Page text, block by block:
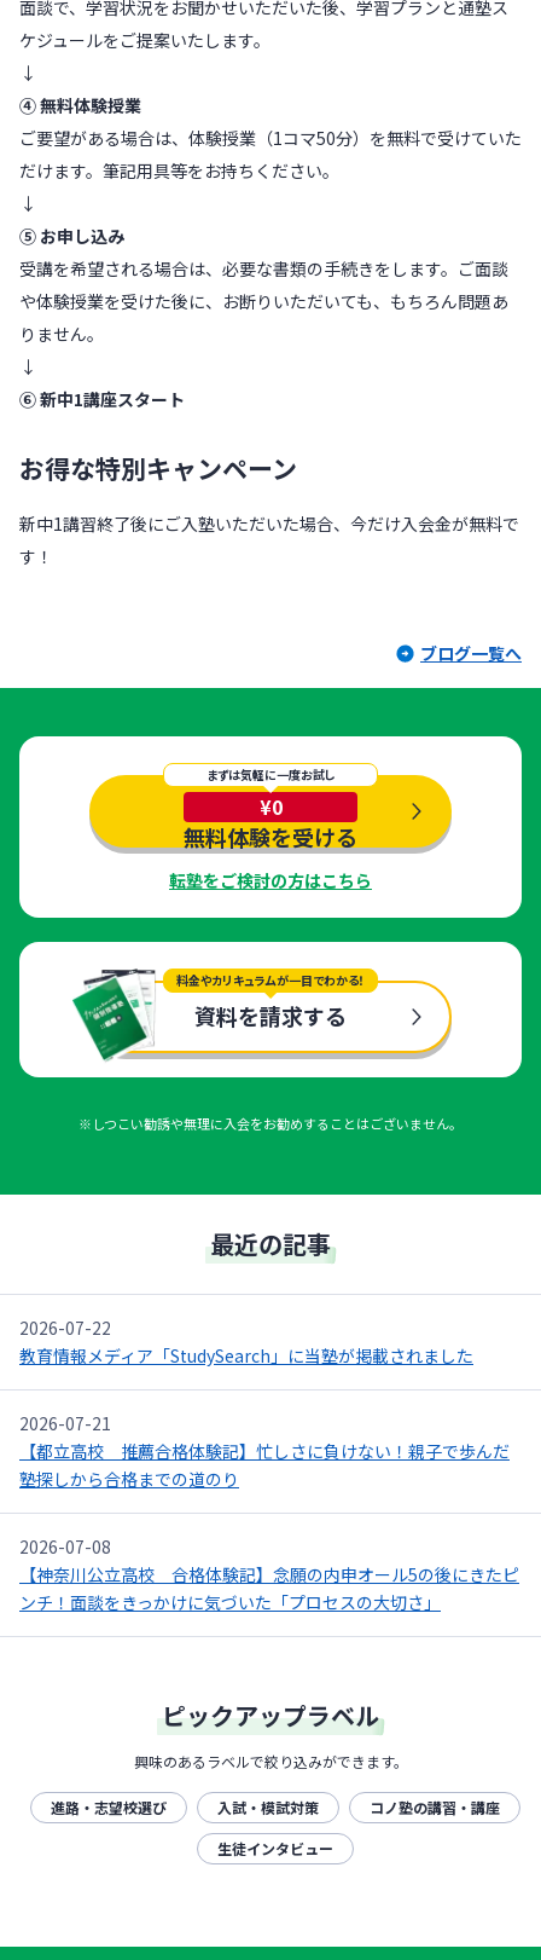
面談で、学習状況をお聞かせいただいた後、学習プランと通塾ス
ケジュールをご提案いたします。
↓
④ 無料体験授業
ご要望がある場合は、体験授業（1コマ50分）を無料で受けていた
だけます。筆記用具等をお持ちください。
↓
⑤ お申し込み
受講を希望される場合は、必要な書類の手続きをします。ご面談
や体験授業を受けた後に、お断りいただいても、もちろん問題あ
りません。
↓
⑥ 新中1講座スタート
お得な特別キャンペーン
新中1講習終了後にご入塾いただいた場合、今だけ入会金が無料で
す！
ブログ一覧へ
まずは気軽に一度お試し
¥0
無料体験を受ける
転塾をご検討の方はこちら
料金やカリキュラムが一目でわかる！
資料を請求する
※しつこい勧誘や無理に入会をお勧めすることはございません。
最近の記事
2026-07-22
教育情報メディア「StudySearch」に当塾が掲載されました
2026-07-21
【都立高校 推薦合格体験記】忙しさに負けない！親子で歩んだ
塾探しから合格までの道のり
2026-07-08
【神奈川公立高校 合格体験記】念願の内申オール5の後にきたピ
ンチ！面談をきっかけに気づいた「プロセスの大切さ」
ピックアップラベル
興味のあるラベルで絞り込みができます。
進路・志望校選び 入試・模試対策
コノ塾の講習・講座
生徒インタビュー